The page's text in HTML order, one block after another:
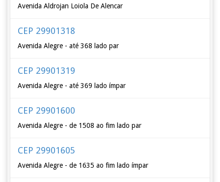
Avenida Aldrojan Loiola De Alencar
CEP 29901318
Avenida Alegre - até 368 lado par
CEP 29901319
Avenida Alegre - até 369 lado ímpar
CEP 29901600
Avenida Alegre - de 1508 ao fim lado par
CEP 29901605
Avenida Alegre - de 1635 ao fim lado ímpar